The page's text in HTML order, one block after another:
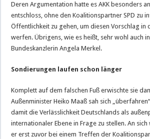
Deren Argumentation hatte es AKK besonders
entschloss, ohne den Koalitionspartner SPD zu
Öffentlichkeit zu gehen, um diesen Vorschlag in
werfen. Übrigens, wie es heißt, sehr wohl auch
Bundeskanzlerin Angela Merkel.
Sondierungen laufen schon länger
Komplett auf dem falschen Fuß erwischte sie
Außenminister Heiko Maaß sah sich
damit die Verlässlichkeit Deutschlands als
internationaler Ebene in Frage zu stellen. An
er erst zuvor bei einem Treffen der